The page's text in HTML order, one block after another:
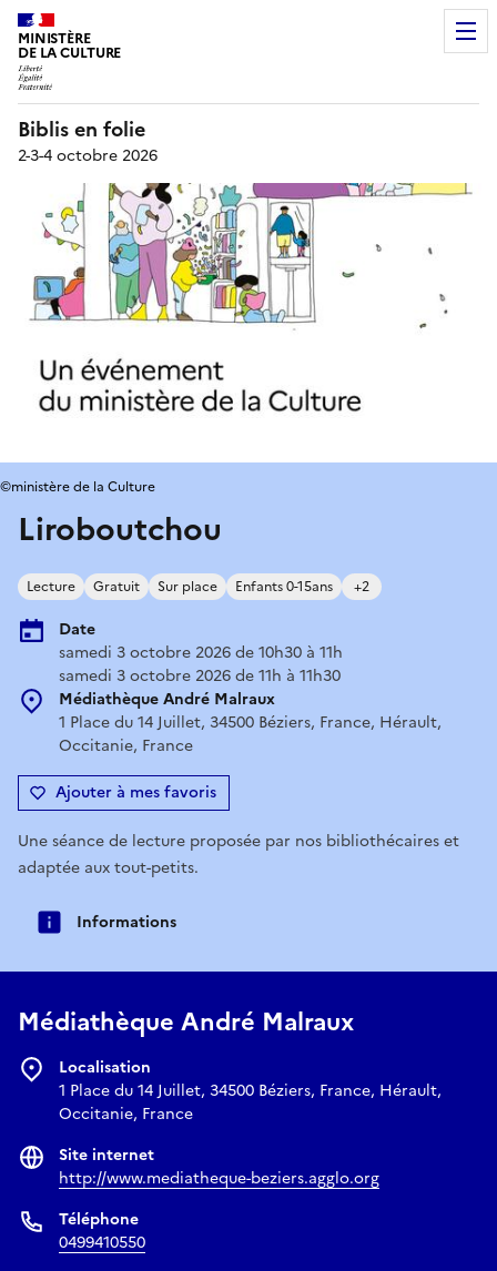
MINISTÈRE
DE LA CULTURE
Biblis en folie
2-3-4 octobre 2026
Liroboutchou
Lecture Gratuit Sur place Enfants 0-15ans +2
Date
samedi 3 octobre 2026 de 10h30 à 11h
samedi 3 octobre 2026 de 11h à 11h30
Médiathèque André Malraux
1 Place du 14 Juillet, 34500 Béziers, France, Hérault,
Occitanie, France
Ajouter à mes favoris
©ministère de la Culture
Une séance de lecture proposée par nos bibliothécaires et
adaptée aux tout-petits.
Informations
Médiathèque André Malraux
Localisation
1 Place du 14 Juillet, 34500 Béziers, France, Hérault,
Occitanie, France
Site internet
http://www.mediatheque-beziers.agglo.org
Téléphone
0499410550